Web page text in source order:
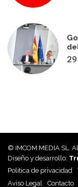
© IMCOM MEDIA SL.
Diseño y desarrollo:
Política de privacidad
Aviso Legal
Contacto